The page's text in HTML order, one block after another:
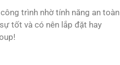
trình nhờ tính năng an toàn
tốt và có nên lắp đặt hay